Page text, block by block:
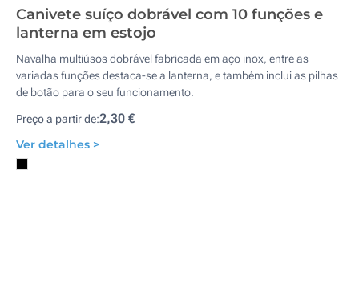
Canivete suíço dobrável com 10 funções e
lanterna em estojo
Navalha multiúsos dobrável fabricada em aço inox, entre as
variadas funções destaca-se a lanterna, e também inclui as pilhas
de botão para o seu funcionamento.
Preço a partir de:2,30 €
Ver detalhes >